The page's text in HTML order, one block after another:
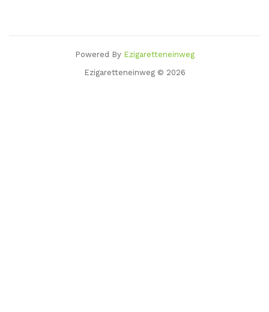
Powered By Ezigaretteneinweg
Ezigaretteneinweg © 2026